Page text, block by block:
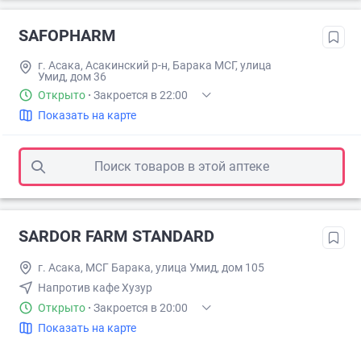
SAFOPHARM
г. Асака, Асакинский р-н, Барака МСГ, улица
Умид, дом 36
Открыто · Закроется в 22:00
Показать на карте
Поиск товаров в этой аптеке
SARDOR FARM STANDARD
г. Асака, МСГ Барака, улица Умид, дом 105
Напротив кафе Хузур
Открыто · Закроется в 20:00
Показать на карте